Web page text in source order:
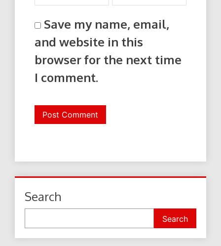
Save my name, email,
and website in this
browser for the next time
I comment.
Search
Search